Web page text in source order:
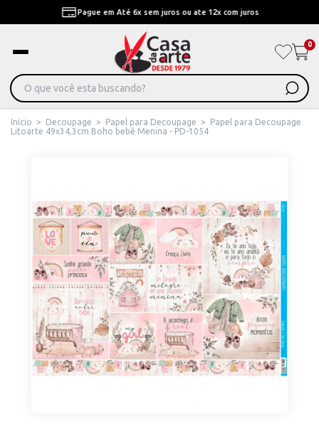
Pague em Até 6x sem juros ou ate 12x com juros
0
Início > Decoupage > Papel para Decoupage >
Papel para Decoupage
Litoarte 49x34,3cm Boho bebê Menina - PD-1054